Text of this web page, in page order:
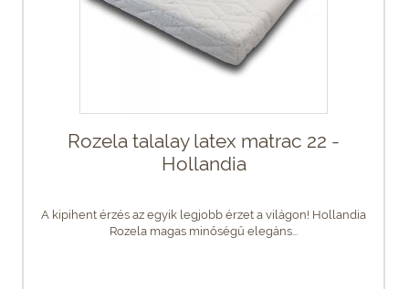
Rozela talalay latex matrac 22 -
Hollandia
A kipihent érzés az egyik legjobb érzet a világon! Hollandia
Rozela magas minőségű elegáns...